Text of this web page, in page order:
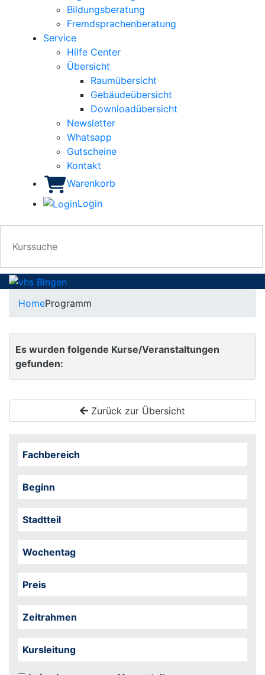
Bildungsberatung
Fremdsprachenberatung
Service
Hilfe Center
Übersicht
Raumübersicht
Gebäudeübersicht
Downloadübersicht
Newsletter
Whatsapp
Gutscheine
Kontakt
Warenkorb
Login
HomeProgramm
Es wurden folgende Kurse/Veranstaltungen
gefunden:
Zurück zur Übersicht
Fachbereich
Beginn
Stadtteil
Wochentag
Preis
Zeitrahmen
Kursleitung